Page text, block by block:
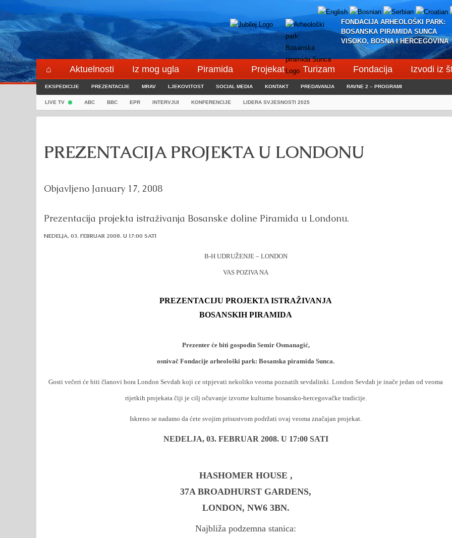
Skip
to
content
FONDACIJA ARHEOLOŠKI PARK:
BOSANSKA PIRAMIDA SUNCA
VISOKO, BOSNA I HERCEGOVINA
⌂ Aktuelnosti Iz mog ugla Piramida Projekat Turizam Fondacija Izvodi iz
Blogeri
⌖
EKSPEDICIJE PREZENTACIJE MRAV LJEKOVITOST SOCIAL MEDIA KONTAKT PREDAVANJA RAVNE 2 – PROGRAMI
LIVE TV ABC BBC EPR INTERVJUI KONFERENCIJE LIDERA SVJESNOSTI 2025
PREZENTACIJA PROJEKTA U LONDONU
Objavljeno January 17, 2008
Prezentacija projekta istraživanja Bosanske doline Piramida u Londonu.
NEDELJA, 03. FEBRUAR 2008. U 17:00 SATI
B-H UDRUŽENJE – LONDON
VAS POZIVA NA
PREZENTACIJU PROJEKTA ISTRAŽIVANJA
BOSANSKIH PIRAMIDA
Prezenter će biti gospodin Semir Osmanagić,
osnivač Fondacije arheološki park: Bosanska piramida Sunca.
Gosti večeri će biti članovi hora London Sevdah koji ce otpjevati nekolikoveoma poznatih sevdalinki. London Sevdah je inače jedan od veoma
rijetkih projekata čiji je cilj očuvanje izvorne kulturne bosansko-hercegovačke tradicije.
Iskreno se nadamo da ćete svojim prisustvom podržati ovaj veoma značajan projekat.
NEDELJA, 03. FEBRUAR 2008. U 17:00 SATI
HASHOMER HOUSE ,
37A BROADHURST GARDENS,
LONDON, NW6 3BN.
Najbliža podzemna stanica: